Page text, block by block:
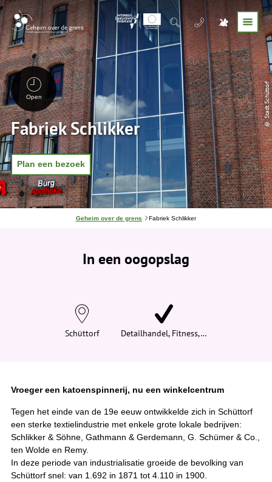
© Stadt Schüttorf
Open
Fabriek Schlikker
Plan een bezoek
J
e
h
e
Geheim over de grens Fabriek Schlikker
In een oogopslag
Schüttorf Detailhandel, Fitness,…
Vroeger een katoenspinnerij, nu een winkelcentrum
Tegen het einde van de 19e eeuw ontwikkelde zich in Schüttorf
een sterke textielindustrie met enkele grote lokale bedrijven:
Schlikker & Söhne, Gathmann & Gerdemann, G. Schümer & Co.,
ten Wolde en Remy.
In deze periode van industrialisatie groeide de bevolking van
Schüttorf snel: van 1.692 in 1871 tot 4.110 in 1900.